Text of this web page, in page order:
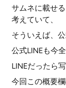
サムネに載せ
考えていて、
そういえば、
公式LINEも今
LINEだったら
今回この概要